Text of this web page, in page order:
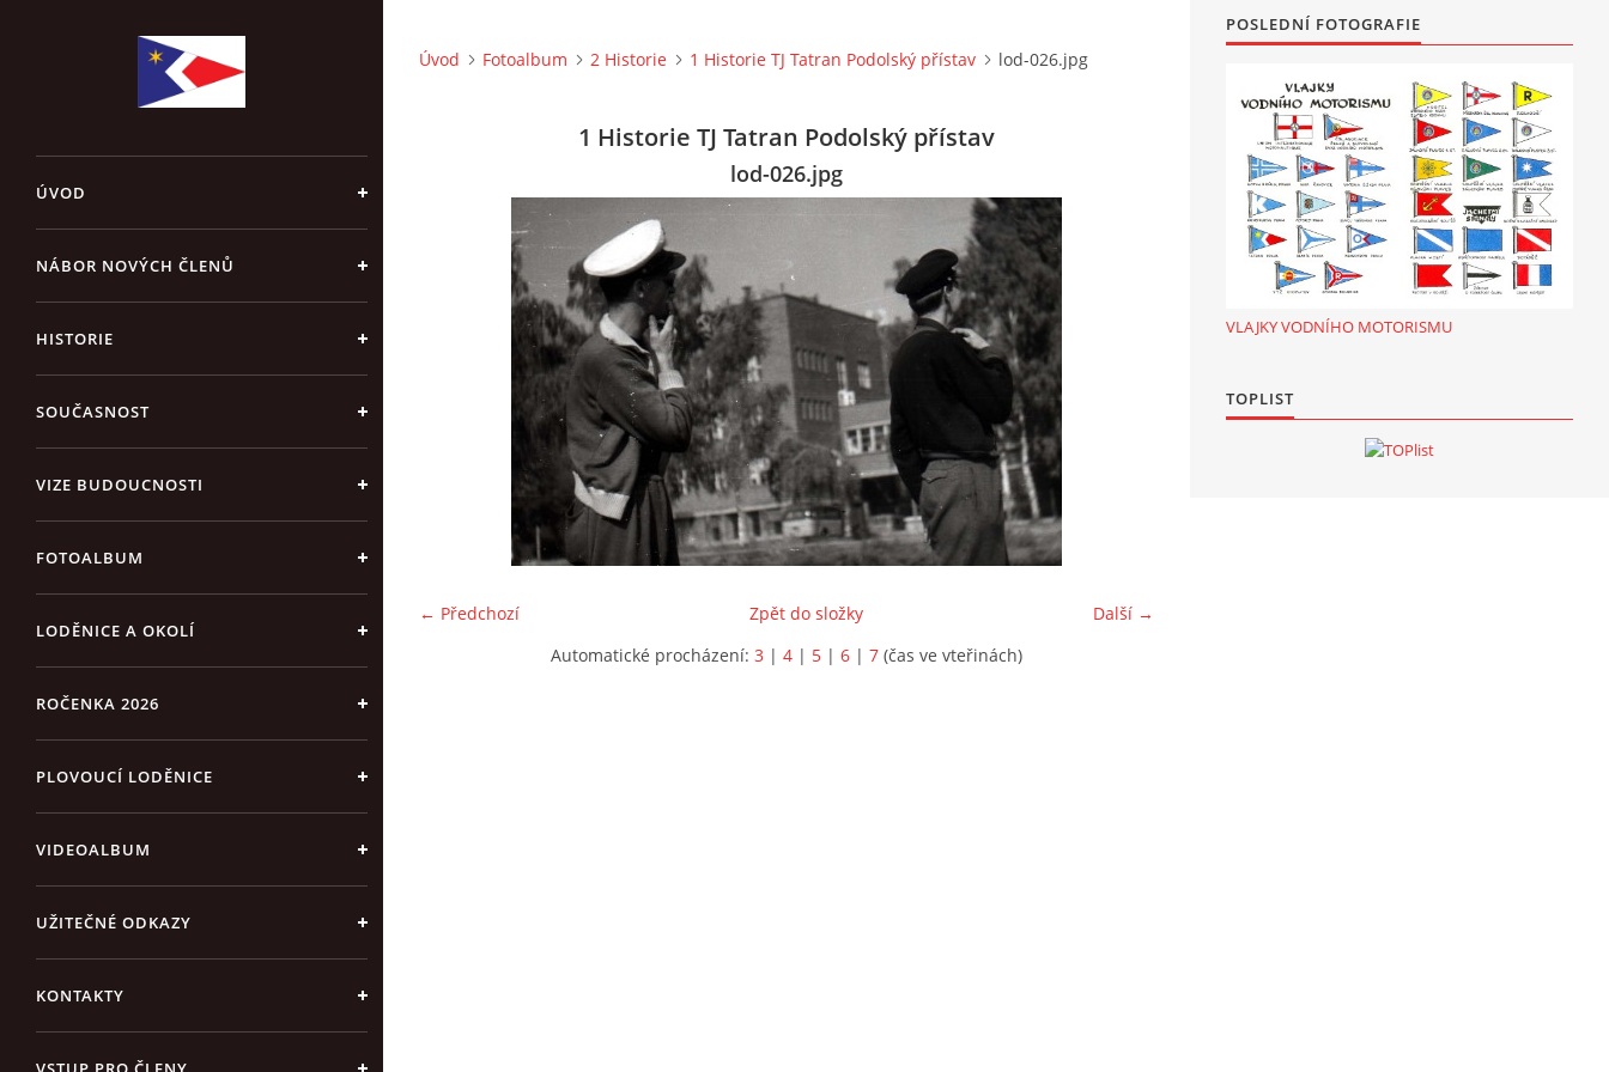
ÚVOD
NÁBOR NOVÝCH ČLENŮ
HISTORIE
SOUČASNOST
VIZE BUDOUCNOSTI
FOTOALBUM
LODĚNICE A OKOLÍ
ROČENKA 2026
PLOVOUCÍ LODĚNICE
VIDEOALBUM
UŽITEČNÉ ODKAZY
KONTAKTY
Úvod Fotoalbum 2 Historie 1 Historie TJ Tatran Podolský přístav lod-026.jpg
1 Historie TJ Tatran Podolský přístav
lod-026.jpg
← Předchozí Další →
Zpět do složky
Automatické procházení: 3 | 4 | 5 | 6 | 7 (čas ve vteřinách)
POSLEDNÍ FOTOGRAFIE
VLAJKY VODNÍHO MOTORISMU
TOPLIST